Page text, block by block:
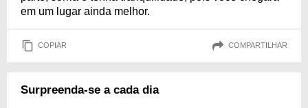
em um lugar ainda melhor.
COPIAR COMPARTILHAR
Surpreenda-se a cada dia